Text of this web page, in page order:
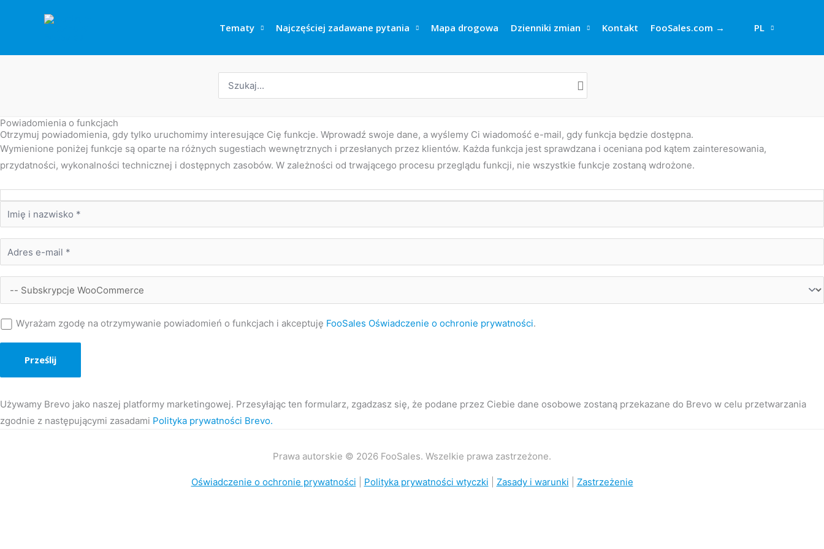
Tematy Najczęściej zadawane pytania Mapa drogowa Dzienniki zmian Kontakt FooSales.com → PL
Powiadomienia o funkcjach
Otrzymuj powiadomienia, gdy tylko uruchomimy interesujące Cię funkcje. Wprowadź swoje dane, a wyślemy Ci wiadomość e-mail, gdy funkcja będzie dostępna.
Wymienione poniżej funkcje są oparte na różnych sugestiach wewnętrznych i przesłanych przez klientów. Każda funkcja jest sprawdzana i oceniana pod kątem zainteresowania,
przydatności, wykonalności technicznej i dostępnych zasobów. W zależności od trwającego procesu przeglądu funkcji, nie wszystkie funkcje zostaną wdrożone.
Wyrażam zgodę na otrzymywanie powiadomień o funkcjach i akceptuję FooSales Oświadczenie o ochronie prywatności.
Używamy Brevo jako naszej platformy marketingowej. Przesyłając ten formularz, zgadzasz się, że podane przez Ciebie dane osobowe zostaną przekazane do Brevo w celu przetwarzania
zgodnie z następującymi zasadami Polityka prywatności Brevo.
Prawa autorskie © 2026 FooSales. Wszelkie prawa zastrzeżone.
Oświadczenie o ochronie prywatności Polityka prywatności wtyczki Zasady i warunki Zastrzeżenie